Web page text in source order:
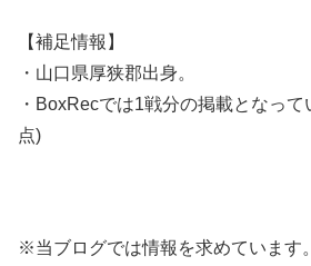
【補足情報】
・山口県厚狭郡出身。
・BoxRecでは1戦分の掲載となっ
点)
※当ブログでは情報を求めています。